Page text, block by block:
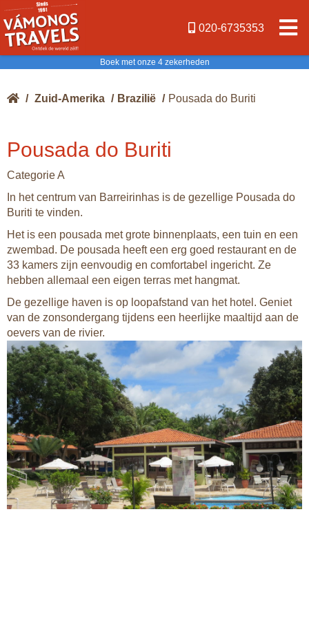
020-6735353
Boek met onze 4 zekerheden
/ Zuid-Amerika / Brazilië / Pousada do Buriti
Pousada do Buriti
Categorie A
In het centrum van Barreirinhas is de gezellige Pousada do
Buriti te vinden.
Het is een pousada met grote binnenplaats, een tuin en een
zwembad. De pousada heeft een erg goed restaurant en de
33 kamers zijn eenvoudig en comfortabel ingericht. Ze
hebben allemaal een eigen terras met hangmat.
De gezellige haven is op loopafstand van het hotel. Geniet
van de zonsondergang tijdens een heerlijke maaltijd aan de
oevers van de rivier.